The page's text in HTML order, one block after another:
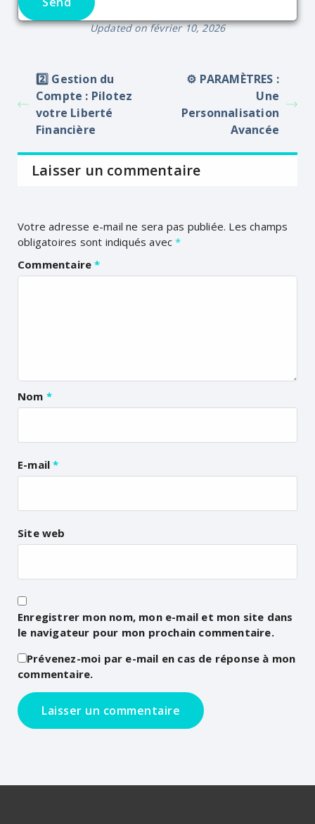
Updated on février 10, 2026
2️⃣ Gestion du
Compte : Pilotez
votre Liberté
Financière
⚙️ PARAMÈTRES :
Une
Personnalisation
Avancée
Laisser un commentaire
Votre adresse e-mail ne sera pas publiée. Les champs
obligatoires sont indiqués avec*
Commentaire*
Nom *
E-mail*
Site web
Enregistrer mon nom, mon e-mail et mon site dans
le navigateur pour mon prochain commentaire.
Prévenez-moi par e-mail en cas de réponse à mon
commentaire.